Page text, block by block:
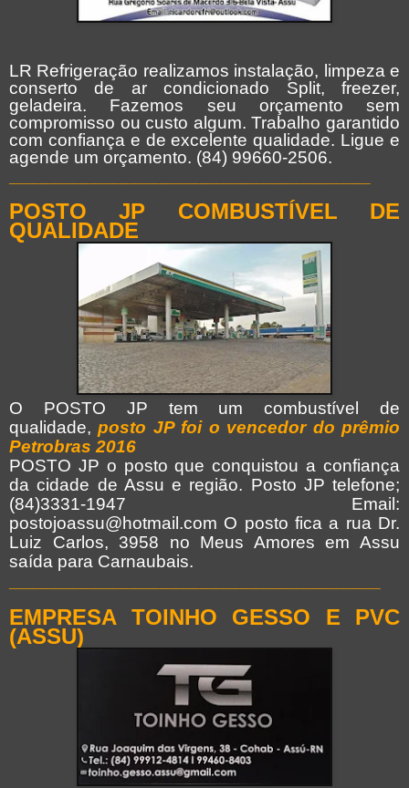
LR Refrigeração realizamos instalação, limpeza e
conserto de ar condicionado Split, freezer,
geladeira. Fazemos seu orçamento sem
compromisso ou custo algum. Trabalho garantido
com confiança e de excelente qualidade. Ligue e
agende um orçamento. (84) 99660-2506.
POSTO JP COMBUSTÍVEL DE
QUALIDADE
O POSTO JP tem um combustível de
qualidade, posto JP foi o vencedor do prêmio
Petrobras 2016
POSTO JP o posto que conquistou a confiança
da cidade de Assu e região. Posto JP telefone;
(84)3331-1947 Email:
postojoassu@hotmail.com O posto fica a rua Dr.
Luiz Carlos, 3958 no Meus Amores em Assu
saída para Carnaubais.
EMPRESA TOINHO GESSO E PVC
(ASSU)